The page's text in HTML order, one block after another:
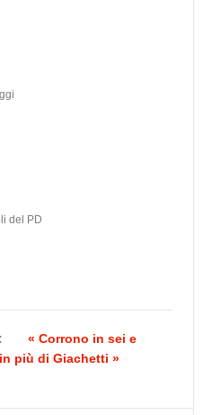
del PD
« Corrono in sei e
in più di Giachetti »